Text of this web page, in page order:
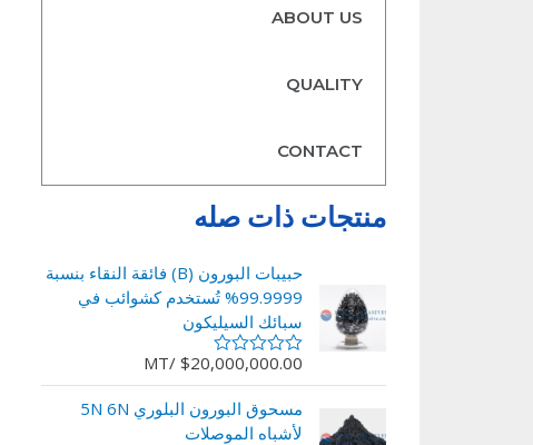
ABOUT US
QUALITY
CONTACT
منتجات ذات صله
حبيبات البورون (B) فائقة النقاء بنسبة
99.9999% تُستخدم كشوائب في
سبائك السيليكون
تم
التقييم
من
5
$20,000,000.00
/MT
مسحوق البورون البلوري 5N 6N
لأشباه الموصلات